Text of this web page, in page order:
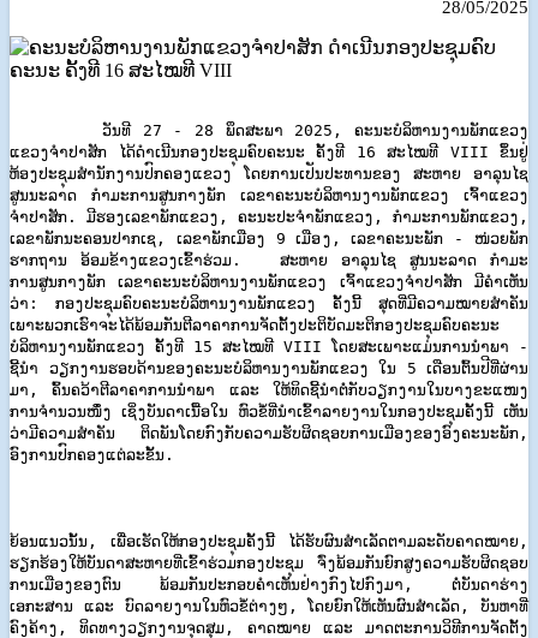
28/05/2025
ວັນທີ 27 - 28 ພຶດສະພາ​ 2025​,​ ຄະນະບໍລິຫານງານພັກແຂວງ
ແຂວງຈໍາປາສັກ​ ໄດ້ດໍາເນີນກອງປະຊຸມຄົບຄະນະ​ ຄັ້ງທີ 16 ສະໄໝທີ VIII ຂຶ້ນຢູ່
ຫ້ອງປະຊຸມສໍານັກງານປົກຄອງແຂວງ​ ໂດຍການເປັນປະທານ​ຂອງ​ ສະຫາຍ​ ອາລຸນໄຊ​
ສູນນະລາດ​ ກໍາມະການສູນກາງພັກ​ ເລຂາຄະນະບໍລິຫານງານພັກແຂວງ​ ເຈົ້າແຂວງ​
ຈໍາປາສັກ.​ ມີຮອງເລຂາພັກແຂວງ,​ ຄະນະປະຈໍາພັກແຂວງ,​ ກໍາມະການພັກແຂວງ,​
ເລຂາພັກນະຄອນປາກເຊ,​ ເລຂາພັກເມືອງ​ 9​ ເມືອງ​,​ ເລຂາຄະນະພັກ​ - ໜ່ວຍພັກ
ຮາກຖານ ອ້ອມຂ້າງແຂວງ​ເຂົ້າຮ່ວມ.​
​ ສະຫາຍ​ ອາລຸນໄຊ​ ສູນນະລາດ​ ກໍາມະ
ການສູນກາງພັກ​ ເລຂາຄະນະບໍລິຫານງານພັກແຂວງ​ ເຈົ້າແຂວງ​ຈໍາປາສັກ ມີຄໍາເຫັນ
ວ່າ: ກອງປະຊຸມຄົບຄະນະບໍລິຫານງານພັກແຂວງ ຄັ້ງນີ້ ສຸດທີ່ມີຄວາມໝາຍສໍາຄັນ
ເພາະພວກເຮົາຈະໄດ້ພ້ອມກັນຕີລາຄາການຈັດຕັ້ງປະຕິບັດມະຕິກອງປະຊຸມຄົບຄະນະ
ບໍລິຫານງານພັກແຂວງ ຄັ້ງທີ 15 ສະໄໝທີ VIII ໂດຍສະເພາະແມ່ນການນໍາພາ​ -
ຊີ້ນໍາ ວຽກງານຮອບດ້ານຂອງຄະນະບໍລິຫານງານພັກແຂວງ ໃນ 5 ເດືອນຕົ້ນປີທີ່ຜ່ານ
ມາ, ຄົ້ນຄວ້າຕີລາຄາການນຳພາ ແລະ ໃຫ້ທິດຊີ້ນໍາຕໍ່ກັບວຽກງານໃນບາງຂະແໜງ
ການຈຳນວນໜຶ່ງ ເຊິ່ງບັນດາເນື້ອໃນ ຫົວຂໍ້ທີ່ນຳເຂົ້າລາຍງານໃນກອງປະຊຸມຄັ້ງນີ້ ເຫັນ
ວ່າມີຄວາມສໍາຄັນ ຕິດພັນໂດຍກົງກັບຄວາມຮັບຜິດຊອບການເມືອງຂອງອົງຄະນະພັກ,
ອົງການປົກຄອງແຕ່ລະຂັ້ນ.​
ຍ້ອນແນວນັ້ນ, ເພື່ອເຮັດໃຫ້ກອງປະຊຸມຄັ້ງນີ້ ໄດ້ຮັບຜົນສຳເລັດຕາມລະດັບຄາດໝາຍ,
ຮຽກຮ້ອງໃຫ້ບັນດາສະຫາຍທີ່ເຂົ້າຮ່ວມກອງປະຊຸມ ຈົ່ງພ້ອມກັນຍົກສູງຄວາມຮັບຜິດຊອບ
ການເມືອງຂອງຕົນ ພ້ອມກັນປະກອບຄຳເຫັນຢ່າງກົງໄປກົງມາ, ຕໍ່ບັນດາຮ່າງ
ເອກະສານ ແລະ ບົດລາຍງານໃນຫົວຂໍ້ຕ່າງໆ, ໂດຍຍົກໃຫ້ເຫັນຜົນສຳເລັດ, ບັນຫາທີ່
ຄົງຄ້າງ, ທິດທາງວຽກງານຈຸດສຸມ, ຄາດໝາຍ ແລະ ມາດຕະການວິທີການຈັດຕັ້ງ